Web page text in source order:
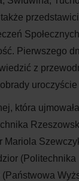
Pierwszego
z
która